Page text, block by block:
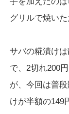
グリルで焼い
サバの糀漬け
で、2切れ200
が、今回は普
けが半額の149